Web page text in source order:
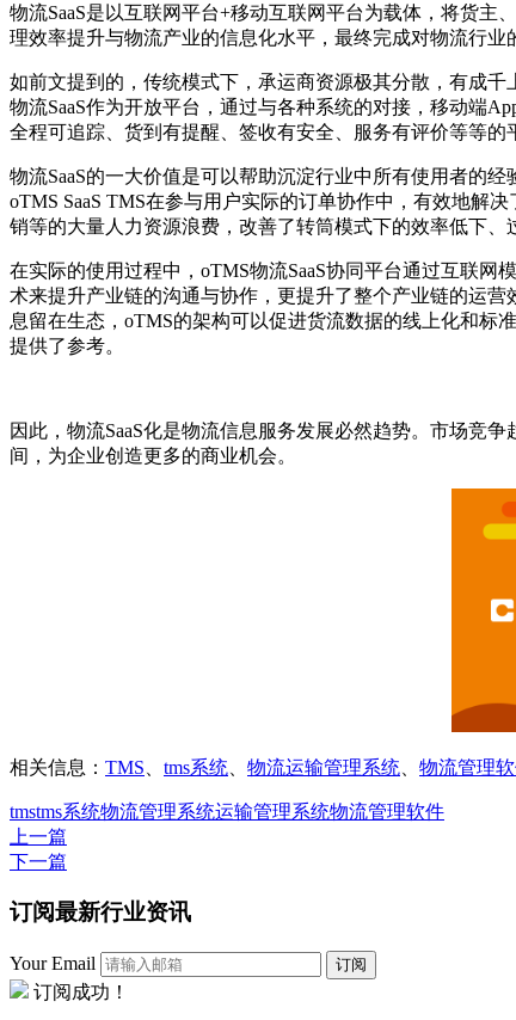
物流SaaS是以互联网平台+移动互联网平台为载体，将货
理效率提升与物流产业的信息化水平，最终完成对物流行业
如前文提到的，传统模式下，承运商资源极其分散，有成
物流SaaS作为开放平台，通过与各种系统的对接，移动端
全程可追踪、货到有提醒、签收有安全、服务有评价等等的
物流SaaS的一大价值是可以帮助沉淀行业中所有使用者的
oTMS SaaS TMS在参与用户实际的订单协作中，有效地解
销等的大量人力资源浪费，改善了转筒模式下的效率低下、
在实际的使用过程中，oTMS物流SaaS协同平台通过互联
术来提升产业链的沟通与协作，更提升了整个产业链的运
息留在生态，oTMS的架构可以促进货流数据的线上化和标
提供了参考。
因此，物流SaaS化是物流信息服务发展必然趋势。市场竞
间，为企业创造更多的商业机会。
相关信息： TMS tms系统 物流运输管理系统 物流管理
tmstms系统物流管理系统运输管理系统物流管理软件
上一篇
下一篇
订阅最新行业资讯
Your Email 订阅
订阅成功！